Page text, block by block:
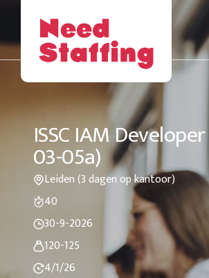
ISSC IAM
03-05a)
Leiden (3 dagen op kantoor)
40
30-9-2026
120-125
4/1/26